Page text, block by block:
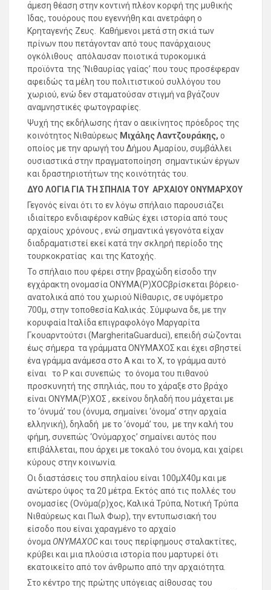
άμεση θέαση στην κοντινή πλέον κορφή της μυθικής
Ίδας, τουόρους που εγεννήθη και ανετράφη ο
Κρηταγενής Ζευς. Καθήμενοι μετά στη σκιά των
πρίνων που πετάγονταν από τους πανάρχαιους
ογκόλιθους απόλαυσαν ποιοτικά τυροκομικά
προϊόντα της ‘Νιθαυρίας γαίας’ που τους προσέφεραν
αφειδώς τα μέλη του πολιτιστικού συλλόγου του
χωριού, ενώ δεν σταματούσαν στιγμή να βγάζουν
αναμνηστικές φωτογραφίες.
Ψυχή της εκδήλωσης ήταν ο αεικίνητος πρόεδρος της
κοινότητος Νιθαύρεως Μιχάλης Λαντζουράκης, ο
οποίος με την αρωγή του Δήμου Αμαρίου, συμβάλλει
ουσιαστικά στην πραγματοποίηση σημαντικών έργων
και δραστηριοτήτων της κοινότητάς του.
ΔΥΟ ΛΟΓΙΑ ΓΙΑ ΤΗ ΣΠΗΛΙΑ ΤΟΥ ΑΡΧΑΙΟΥ ΟΝΥΜΑΡΧΟΥ
Γεγονός είναι ότι το εν λόγω σπήλαιο παρουσιάζει
ιδιαίτερο ενδιαφέρον καθώς έχει ιστορία από τους
αρχαίους χρόνους , ενώ σημαντικά γεγονότα είχαν
διαδραματιστεί εκεί κατά την σκληρή περίοδο της
τουρκοκρατίας και της Κατοχής.
Το σπήλαιο που φέρει στην βραχώδη είσοδο την
εγχάρακτη ονομασία ΟΝΥΜΑ(Ρ)ΧΟCβρίσκεται βόρειο-
ανατολικά από του χωριού Νίθαυρις, σε υψόμετρο
700μ, στην τοποθεσία Καλικάς. Σύμφωνα δε, με την
κορυφαία Ιταλίδα επιγραφολόγο Μαργαρίτα
Γκουαρντούτσι (MargheritaGuarduci), επειδή σώζονται
έως σήμερα τα γράμματα ΟΝΥΜΑΧΟΣ και έχει σβηστεί
ένα γράμμα ανάμεσα στο Α και το Χ, το γράμμα αυτό
είναι το Ρ και συνεπώς το όνομα του πιθανού
προσκυνητή της σπηλιάς, που το χάραξε στο βράχο
είναι ΟΝΥΜΑ(Ρ)ΧΟΣ , εκείνου δηλαδή που μάχεται με
το ‘όνυμά’ του (όνυμα, σημαίνει ‘όνομα’ στην αρχαία
ελληνική), δηλαδή με το ‘όνομά’ του, με την καλή του
φήμη, συνεπώς ‘Ονύμαρχος’ σημαίνει αυτός που
επιβάλλεται, που άρχει με τοκαλό του όνομα, και χαίρει
κύρους στην κοινωνία.
Οι διαστάσεις του σπηλαίου είναι 100μΧ40μ και με
ανώτερο ύψος τα 20 μέτρα. Εκτός από τις πολλές του
ονομασίες (Ονύμα(ρ)χος, Καλικά Τρύπα, Νοτική Τρύπα
Νιθαύρεως και Πωλ Φωρ), την εντυπωσιακή του
είσοδο που είναι χαραγμένο το αρχαίο
όνομα ONYMAXOCκαι τους περίφημους σταλακτίτες,
κρύβει και μια πλούσια ιστορία που μαρτυρεί ότι
εκατοικείτο από τον άνθρωπο από την αρχαιότητα.
Στο κέντρο της πρώτης υπόγειας αίθουσας του